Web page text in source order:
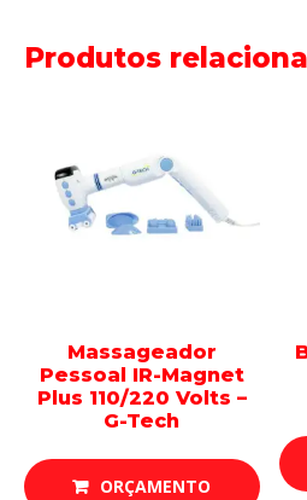
Produtos
Massageador
Pessoal IR-Magnet
Plus 110/220 Volts –
G-Tech
ORÇAMENTO